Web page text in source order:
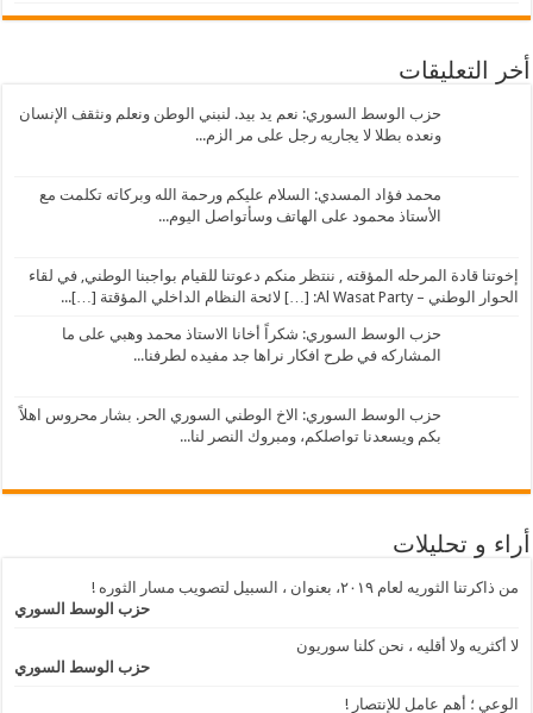
أخر التعليقات
حزب الوسط السوري: نعم يد بيد. لنبني الوطن ونعلم ونثقف الإنسان
ونعده بطلا لا يجاريه رجل على مر الزم...
محمد فؤاد المسدي: السلام عليكم ورحمة الله وبركاته تكلمت مع
الأستاذ محمود على الهاتف وسأتواصل اليوم...
إخوتنا قادة المرحله المؤقته , ننتظر منكم دعوتنا للقيام بواجبنا الوطني, في لقاء
الحوار الوطني – Al Wasat Party: […] لائحة النظام الداخلي المؤقتة […]...
حزب الوسط السوري: شكراً أخانا الاستاذ محمد وهبي على ما
المشاركه في طرح افكار نراها جد مفيده لطرفنا...
حزب الوسط السوري: الاخ الوطني السوري الحر. بشار محروس اهلاً
بكم ويسعدنا تواصلكم، ومبروك النصر لنا...
أراء و تحليلات
من ذاكرتنا الثوريه لعام ٢٠١٩، بعنوان ، السبيل لتصويب مسار الثوره !
حزب الوسط السوري
لا أكثريه ولا أقليه ، نحن كلنا سوريون
حزب الوسط السوري
الوعي ؛ أهم عامل للإنتصار !